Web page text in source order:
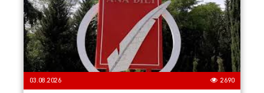
03.08.2026 2690